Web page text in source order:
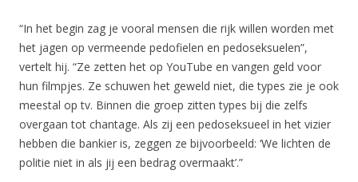
“In het begin zag je vooral mensen die rijk willen worden met
het jagen op vermeende pedofielen en pedoseksuelen”,
vertelt hij. “Ze zetten het op YouTube en vangen geld voor
hun filmpjes. Ze schuwen het geweld niet, die types zie je ook
meestal op tv. Binnen die groep zitten types bij die zelfs
overgaan tot chantage. Als zij een pedoseksueel in het vizier
hebben die bankier is, zeggen ze bijvoorbeeld: ‘We lichten de
politie niet in als jij een bedrag overmaakt’.”